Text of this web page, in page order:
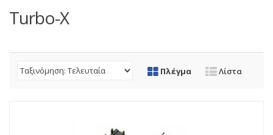
Turbo-X
Πλέγμα Λίστα